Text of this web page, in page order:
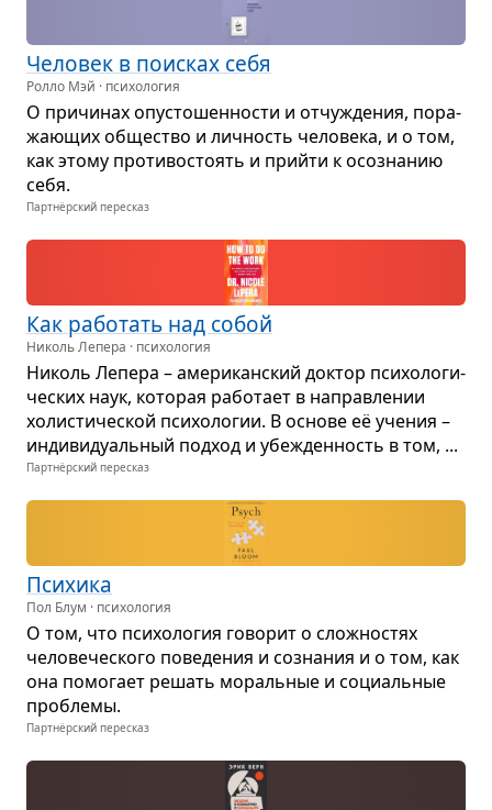
Чело­век в поис­ках себя
Ролло Мэй · психология
О при­чи­нах опу­сто­шен­но­сти и отчуж­де­ния, пора­
жа­ю­щих обще­ство и лич­ность чело­века, и о том,
как этому про­ти­во­сто­ять и прийти к осо­зна­нию
себя.
Партнёрский пересказ
Как рабо­тать над собой
Николь Лепера · психология
Николь Лепера – аме­ри­кан­ский док­тор пси­хо­ло­ги­
че­ских наук, кото­рая рабо­тает в направ­ле­нии
холи­сти­че­ской пси­хо­ло­гии. В основе её уче­ния –
инди­ви­ду­аль­ный под­ход и убе­жден­ность в том, ...
Партнёрский пересказ
Пси­хика
Пол Блум · психология
О том, что пси­хо­ло­гия гово­рит о слож­но­стях
чело­ве­че­ского пове­де­ния и созна­ния и о том, как
она помо­гает решать мораль­ные и соци­аль­ные
про­блемы.
Партнёрский пересказ